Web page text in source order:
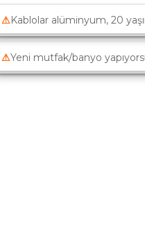
⚠Kablolar alüminyum, 20
⚠Yeni mutfak/banyo